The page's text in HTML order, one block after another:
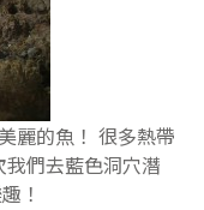
麗的魚！ 很多熱帶
們去藍色洞穴潛
！